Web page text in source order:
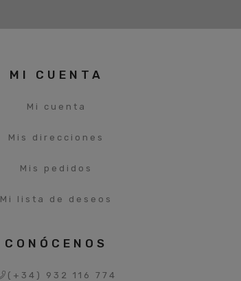
MI CUENTA
Mi cuenta
Mis direcciones
Mis pedidos
Mi lista de deseos
CONÓCENOS
(+34) 932 116 774